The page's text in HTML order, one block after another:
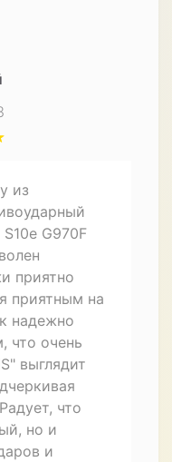
из
G970F
приятно
приятным на
надежно
что очень
выглядит
что
но и
и